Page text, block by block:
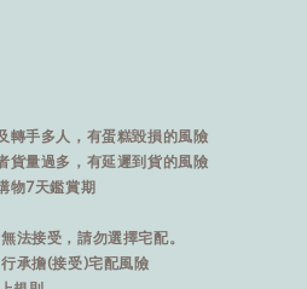
轉手多人，有蛋糕毀損的風險
貨量過多，有延遲到貨的風險
物7天鑑賞期
法接受，請勿選擇宅配。
承擔(接受)宅配風險